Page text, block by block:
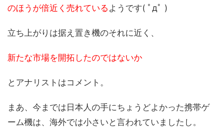
のほうが倍近く売れている ようです( ﾟдﾟ )
立ち上がりは据え置き機のそれに近く、
新たな市場を開拓したのではないか
とアナリストはコメント。
まあ、今までは日本人の手にちょうどよかった携帯ゲ
ーム機は、海外では小さいと言われていましたし。